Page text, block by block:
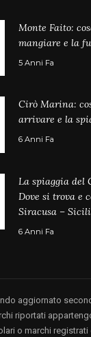
Monte Faito:
mangiare e la
5 Anni Fa
Cirò Marina:
arrivare e la
6 Anni Fa
La spiaggia del
Dove si trova e
Siracusa –
6 Anni Fa
aggiornato
riportati
o marchi